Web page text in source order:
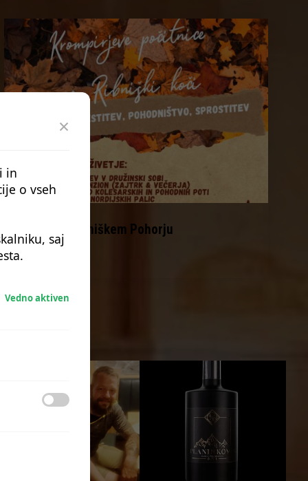
Jesen na Ribniškem Pohorju
Preberi več
×
in
o vseh
saj
Vedno aktiven